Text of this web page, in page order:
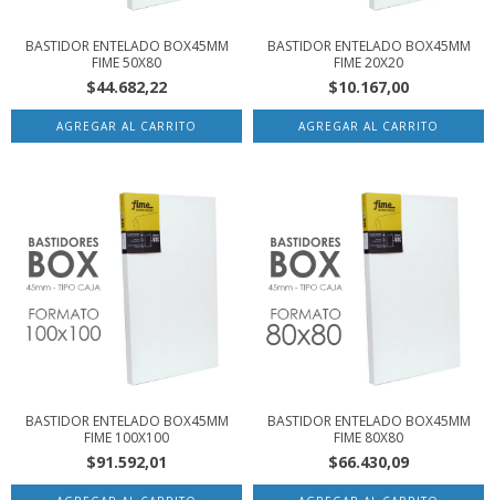
BASTIDOR ENTELADO BOX45MM
FIME 50X80
$44.682,22
BASTIDOR ENTELADO BOX45MM
FIME 20X20
$10.167,00
BASTIDOR ENTELADO BOX45MM
FIME 100X100
$91.592,01
BASTIDOR ENTELADO BOX45MM
FIME 80X80
$66.430,09